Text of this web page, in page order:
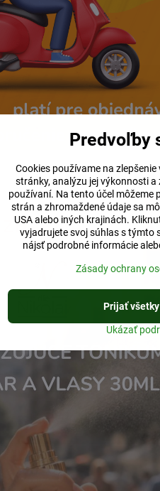
Používajte vždy opatrne
čistiace prostriedky
Predvoľby
Cookies používame na
stránky, analýzu jej výkonnosti
používaní. Na tento účel môžeme
strán a zhromaždené údaje sa
USA alebo iných krajinách.
vyjadrujete svoj súhlas s týmto
nájsť podrobné informácie
Zásady ochrany
Ukázať
Prijať